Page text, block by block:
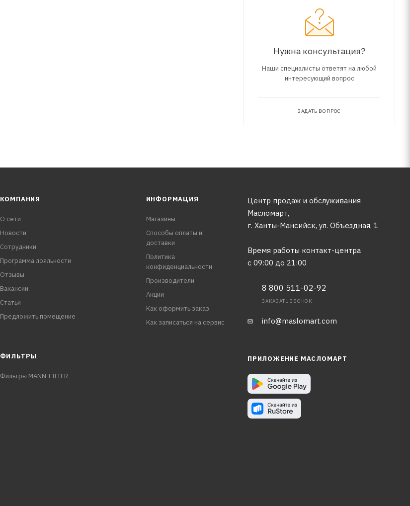
Нужна консультация?
Наши специалисты ответят на любой
интересующий вопрос
ЗАДАТЬ ВОПРОС
КОМПАНИЯ
О сети
Новости
Сотрудники
Программа лояльности
Отзывы
Вакансии
Статьи
Предложить помещение
ИНФОРМАЦИЯ
Магазины
Способы оплаты и
доставки
Политика
конфиденциальности
Производители
Акции
Как оформить заказ
Как записаться на сервис
Центр продаж и обслуживания
Масломарт,
г. Ханты-Мансийск, ул. Объездная, 1
Время работы контакт-центра
с 09:00 до 21:00
8 800 511-02-92
ЗАКАЗАТЬ ЗВОНОК
info@maslomart.com
ФИЛЬТРЫ
Фильтры MANN-FILTER
ПРИЛОЖЕНИЕ МАСЛОМАРТ